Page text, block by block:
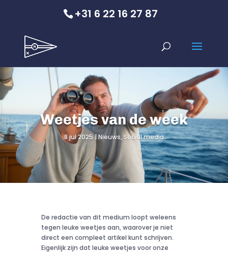
+31 6 22 16 27 87
Weetjes van de week
8 jul 2025 Nieuws,Social media
De redactie van dit medium loopt weleens
tegen leuke weetjes aan, waarover je niet
direct een compleet artikel kunt schrijven.
Eigenlijk zijn dat leuke weetjes voor onze